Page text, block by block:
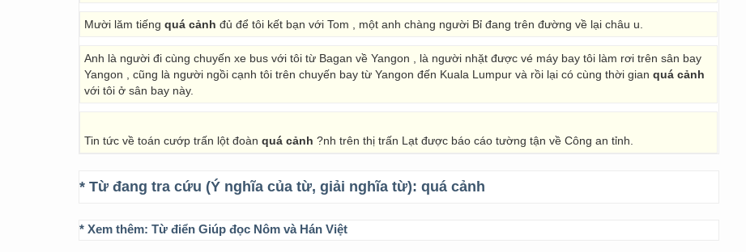
Mười lăm tiếng quá cảnh đủ để tôi kết bạn với Tom , một anh chàng người Bỉ đang trên đường về lại châu u.
Anh là người đi cùng chuyến xe bus với tôi từ Bagan về Yangon , là người nhặt được vé máy bay tôi làm rơi trên sân bay
Yangon , cũng là người ngồi cạnh tôi trên chuyến bay từ Yangon đến Kuala Lumpur và rồi lại có cùng thời gian quá cảnh
với tôi ở sân bay này.
Tin tức về toán cướp trấn lột đoàn quá cảnh ?nh trên thị trấn Lạt được báo cáo tường tận về Công an tỉnh.
* Từ đang tra cứu (Ý nghĩa của từ, giải nghĩa từ): quá cảnh
* Xem thêm: Từ điển Giúp đọc Nôm và Hán Việt